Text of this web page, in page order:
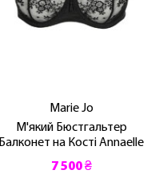
Marie Jo
М'який Бюстгальтер
Балконет на Кості Annaelle
7 500 ₴